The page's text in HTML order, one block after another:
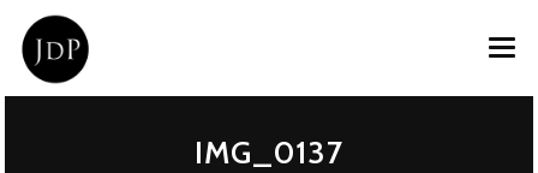
IMG_0137